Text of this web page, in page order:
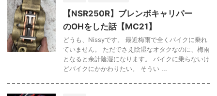
【NSR250R】ブレンボキャリパー
のOHをした話【MC21】
どうも、Nissyです。 最近梅雨で全くバイクに乗れ
ていません。 ただでさえ陰湿なオタクなのに、梅雨
となると余計陰湿になります。 バイクに乗らないけ
どバイクにかかわりたい。 そうい ...